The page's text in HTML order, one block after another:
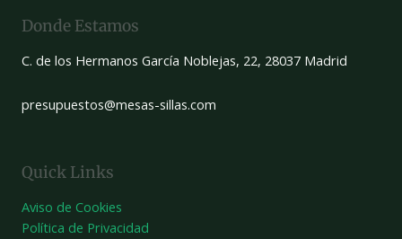
Donde Estamos
C. de los Hermanos García Noblejas, 22, 28037 Madrid
presupuestos@mesas-sillas.com
Quick Links
Aviso de Cookies
Política de Privacidad